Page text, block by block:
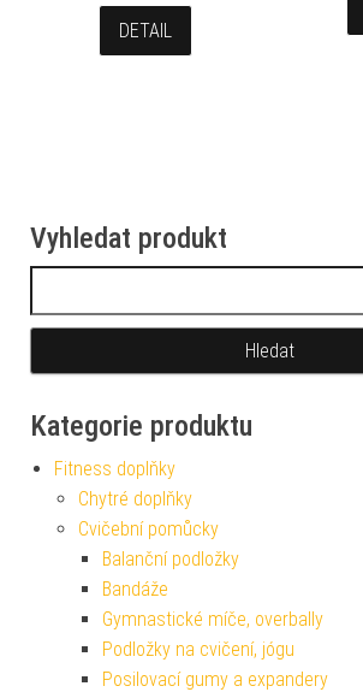
DETAIL
Vyhledat produkt
Kategorie produktu
Fitness doplňky
Chytré doplňky
Cvičební pomůcky
Balanční podložky
Bandáže
Gymnastické míče, overbally
Podložky na cvičení, jógu
Posilovací gumy a expandery